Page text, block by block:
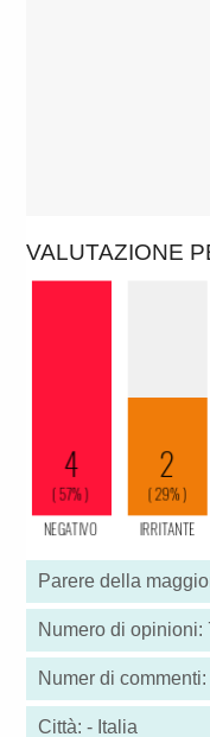
VALUTAZIONE
Parere della
Numero di opinioni:
Numer di commenti:
Città: - Italia